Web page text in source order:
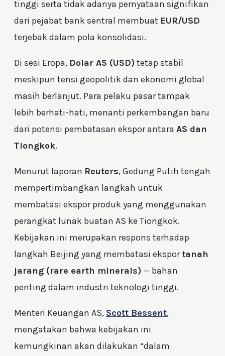
tinggi serta tidak adanya pernyataan signifikan
dari pejabat bank sentral membuat EUR/USD
terjebak dalam pola konsolidasi.
Di sesi Eropa, Dolar AS (USD)tetap stabil
meskipun tensi geopolitik dan ekonomi global
masih berlanjut. Para pelaku pasar tampak
lebih berhati-hati, menanti perkembangan baru
dari potensi pembatasan ekspor antara AS dan
Tiongkok.
Menurut laporan Reuters, Gedung Putih tengah
mempertimbangkan langkah untuk
membatasi ekspor produk yang menggunakan
perangkat lunak buatan AS ke Tiongkok.
Kebijakan ini merupakan respons terhadap
langkah Beijing yang membatasi eksportanah
jarang (rare earth minerals) — bahan
penting dalam industri teknologi tinggi.
Menteri Keuangan AS, Scott Bessent,
mengatakan bahwa kebijakan ini
kemungkinan akan dilakukan “dalam